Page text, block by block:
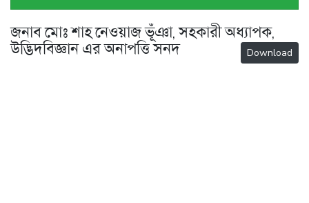
জনাব মোঃ শাহ নেওয়াজ ভূঁঞা, সহকারী অধ্যাপক,
উদ্ভিদবিজ্ঞান এর অনাপত্তি সনদ
Download